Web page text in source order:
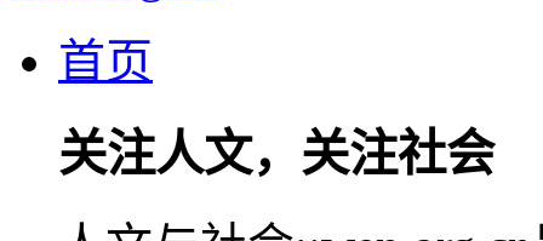
首页
关注人文，关注社会